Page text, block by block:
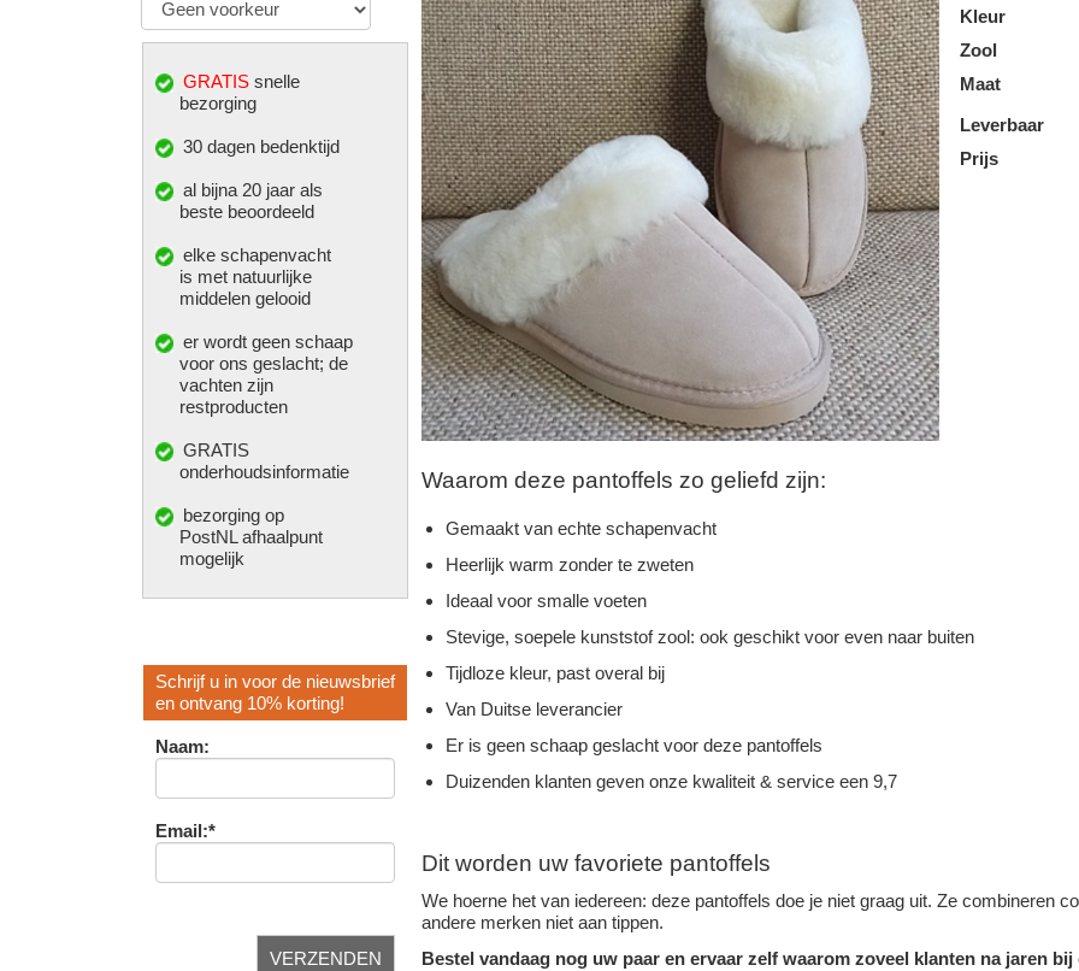
GRATIS snelle
bezorging
30 dagen bedenktijd
al bijna 20 jaar als
beste beoordeeld
elke schapenvacht
is met natuurlijke
middelen gelooid
er wordt geen schaap
voor ons geslacht; de
vachten zijn
restproducten
GRATIS
onderhoudsinformatie
bezorging op
PostNL afhaalpunt
mogelijk
Schrijf u in voor de nieuwsbrief
en ontvang 10% korting!
Naam:
Email:*
Kleur
Zool
Maat
Leverbaar
Prijs
Waarom deze pantoffels zo geliefd zijn:
Gemaakt van echte schapenvacht
Heerlijk warm zonder te zweten
Ideaal voor smalle voeten
Stevige, soepele kunststof zool: ook geschikt voor even naar buiten
Tijdloze kleur, past overal bij
Van Duitse leverancier
Er is geen schaap geslacht voor deze pantoffels
Duizenden klanten geven onze kwaliteit & service een 9,7
Dit worden uw favoriete pantoffels
We hoerne het van iedereen: deze pantoffels doe je niet graag uit. Ze combineren
andere merken niet aan tippen.
Bestel vandaag nog uw paar en ervaar zelf waarom zoveel klanten na jaren